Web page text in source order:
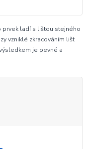
prvek ladí s lištou stejného
vzniklé zkracováním lišt
je pevné a